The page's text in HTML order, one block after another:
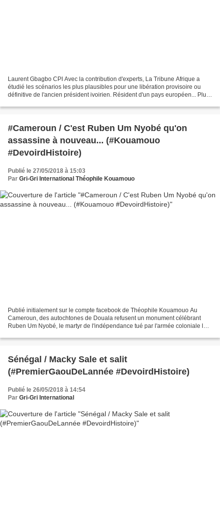
Laurent Gbagbo CPI Avec la contribution d'experts, La Tribune Afrique a
étudié les scénarios les plus plausibles pour une libération provisoire ou
définitive de l'ancien président ivoirien. Résident d'un pays européen... Plus
#Cameroun / C'est Ruben Um Nyobé qu'on
assassine à nouveau... (#Kouamouo
#DevoirdHistoire)
Publié le 27/05/2018 à 15:03
Par Gri-Gri International Théophile Kouamouo
Publié initialement sur le compte facebook de Théophile Kouamouo Au
Cameroun, des autochtones de Douala refusent un monument célébrant
Ruben Um Nyobé, le martyr de l'indépendance tué par l'armée coloniale le
Sénégal / Macky Sale et salit
(#PremierGaouDeLannée #DevoirdHistoire)
Publié le 26/05/2018 à 14:54
Par Gri-Gri International